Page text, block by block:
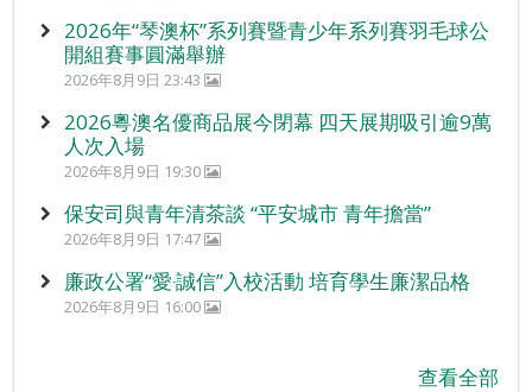
2026年“琴澳杯”系列賽暨青少年系列賽羽毛球公
開組賽事圓滿舉辦
2026年8月9日 23:43
2026粵澳名優商品展今閉幕 四天展期吸引逾9萬
人次入場
2026年8月9日 19:30
保安司與青年清茶談 “平安城市 青年擔當”
2026年8月9日 17:47
廉政公署“愛‧誠信”入校活動 培育學生廉潔品格
2026年8月9日 16:00
查看全部